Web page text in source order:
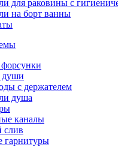
для раковины с
на борт ванны
души
с держателем
душа
каналы
слив
гарнитуры